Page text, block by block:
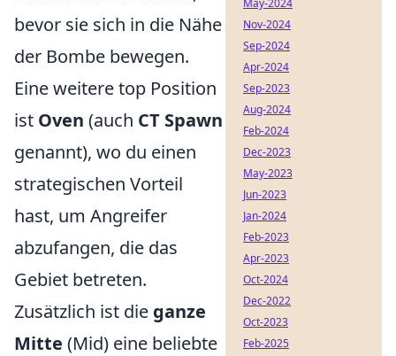
bevor sie sich in die Nähe
der Bombe bewegen.
Eine weitere top Position
ist Oven (auch CT Spawn
genannt), wo du einen
strategischen Vorteil
hast, um Angreifer
abzufangen, die das
Gebiet betreten.
Zusätzlich ist die ganze
Mitte (Mid) eine beliebte
May-2024
Nov-2024
Sep-2024
Apr-2024
Sep-2023
Aug-2024
Feb-2024
Dec-2023
May-2023
Jun-2023
Jan-2024
Feb-2023
Apr-2023
Oct-2024
Dec-2022
Oct-2023
Feb-2025